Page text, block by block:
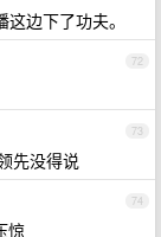
边下了功夫。
72
73
先没得说
74
惊